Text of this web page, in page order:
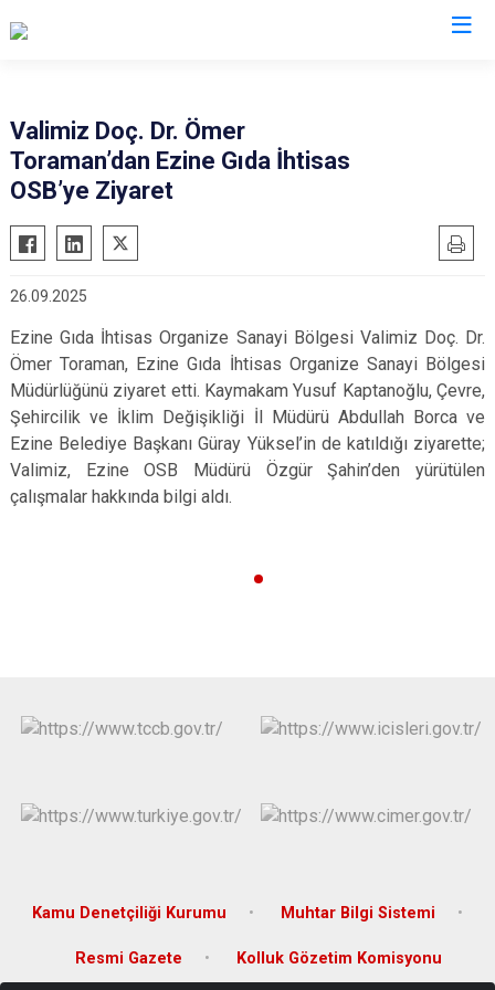
Ayvacık
Bayramiç
Biga
Eceabat
Ezine
Valimiz Doç. Dr. Ömer
Toraman’dan Ezine Gıda İhtisas
OSB’ye Ziyaret
26.09.2025
Ezine Gıda İhtisas Organize Sanayi Bölgesi Valimiz Doç. Dr.
Ömer Toraman, Ezine Gıda İhtisas Organize Sanayi Bölgesi
Müdürlüğünü ziyaret etti. Kaymakam Yusuf Kaptanoğlu, Çevre,
Şehircilik ve İklim Değişikliği İl Müdürü Abdullah Borca ve
Ezine Belediye Başkanı Güray Yüksel’in de katıldığı ziyarette;
Valimiz, Ezine OSB Müdürü Özgür Şahin’den yürütülen
çalışmalar hakkında bilgi aldı.
Kamu Denetçiliği Kurumu Muhtar Bilgi Sistemi
Resmi Gazete Kolluk Gözetim Komisyonu